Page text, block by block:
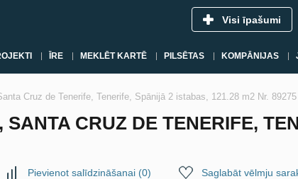
Visi īpašumi
ĪRE MEKLĒT KARTĒ PILSĒTAS KOMPĀNIJAS
Cruz de Tenerife, Tenerife, Spānijā 2 istabas, 121.28 m2 Nr. 89275
SANTA CRUZ DE TENERIFE,
Pievienot salīdzināšanai (0) Saglabāt vēlmju